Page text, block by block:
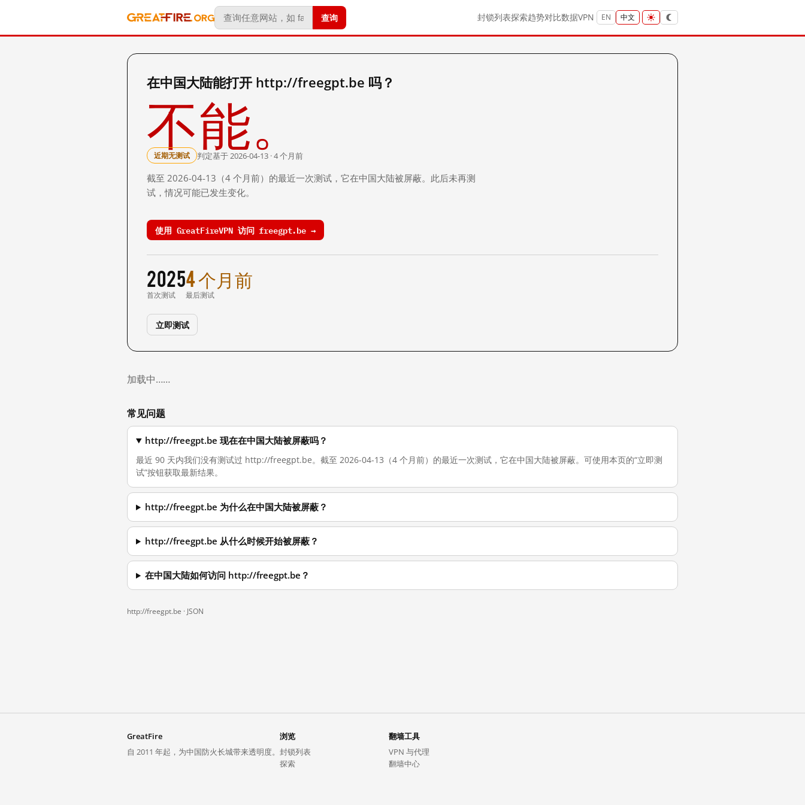
查询 封锁列表探索趋势对比数据VPN EN 中文
在中国大陆能打开 http://freegpt.be 吗？
不能。
近期无测试 判定基于 2026-04-13 · 4 个月前
截至 2026-04-13（4 个月前）的最近一次测试，它在中国大陆被屏蔽。此后未再测
试，情况可能已发生变化。
使用 GreatFireVPN 访问 freegpt.be →
2025
首次测试
4 个月前
最后测试
立即测试
加载中……
常见问题
http://freegpt.be 现在在中国大陆被屏蔽吗？
最近 90 天内我们没有测试过 http://freegpt.be。截至 2026-04-13（4 个月前）的最近一次测试，它在中国大陆被屏蔽。可使用本页的“立即测
试”按钮获取最新结果。
http://freegpt.be 为什么在中国大陆被屏蔽？
http://freegpt.be 从什么时候开始被屏蔽？
在中国大陆如何访问 http://freegpt.be？
http://freegpt.be · JSON
GreatFire
自 2011 年起，为中国防火长城带来透明度。
浏览
封锁列表
探索
翻墙工具
VPN 与代理
翻墙中心